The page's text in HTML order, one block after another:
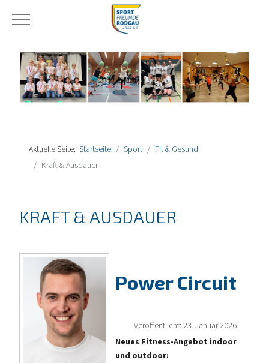
Mobile Menu Toggle
Aktuelle Seite: Startseite Sport
Fit & Gesund
Kraft & Ausdauer
KRAFT & AUSDAUER
Power Circuit
Veröffentlicht: 23. Januar 2026
Neues Fitness-Angebot indoor
und outdoor: